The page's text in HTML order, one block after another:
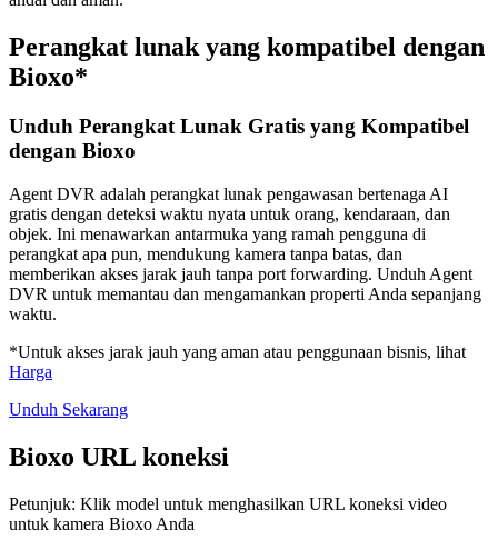
Perangkat lunak yang kompatibel dengan
Bioxo*
Unduh Perangkat Lunak Gratis yang Kompatibel
dengan Bioxo
Agent DVR adalah perangkat lunak pengawasan bertenaga AI
gratis dengan deteksi waktu nyata untuk orang, kendaraan, dan
objek. Ini menawarkan antarmuka yang ramah pengguna di
perangkat apa pun, mendukung kamera tanpa batas, dan
memberikan akses jarak jauh tanpa port forwarding. Unduh Agent
DVR untuk memantau dan mengamankan properti Anda sepanjang
waktu.
*Untuk akses jarak jauh yang aman atau penggunaan bisnis, lihat
Harga
Unduh Sekarang
Bioxo URL koneksi
Petunjuk: Klik model untuk menghasilkan URL koneksi video
untuk kamera Bioxo Anda